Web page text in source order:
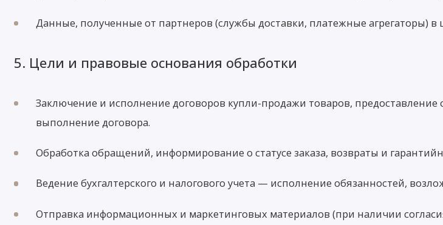
Данные, полученные от партнеров (службы доставки, платежные агрегаторы) в
5. Цели и правовые основания обработки
Заключение и исполнение договоров купли-продажи товаров,
выполнение договора.
Обработка обращений, информирование о статусе заказа, возвраты и
Ведение бухгалтерского и налогового учета — исполнение обязанностей,
Отправка информационных и маркетинговых материалов (при наличии